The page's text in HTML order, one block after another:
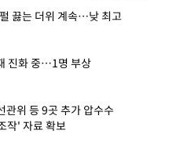
끓는 더위 계속…낮 최고
진화 중…1명 부상
관위 등 9곳 추가 압수수
작' 자료 확보